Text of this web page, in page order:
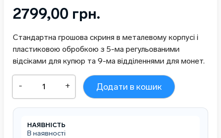
2799,00 грн.
Стандартна грошова скриня в металевому корпусі і
пластиковою обробкою з 5-ма регульованими
відсіками для купюр та 9-ма відділеннями для монет.
Грошова
скриня
на
5
(417
- + Додати в кошик
НАЯВНІСТЬ
В наявності